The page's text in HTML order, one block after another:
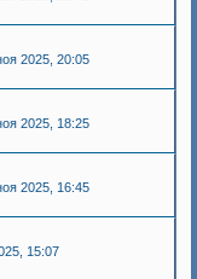
2025, 20:05
2025, 18:25
2025, 16:45
15:07